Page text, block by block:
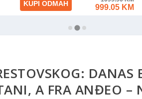
DANAS
A FRA ANĐEO –